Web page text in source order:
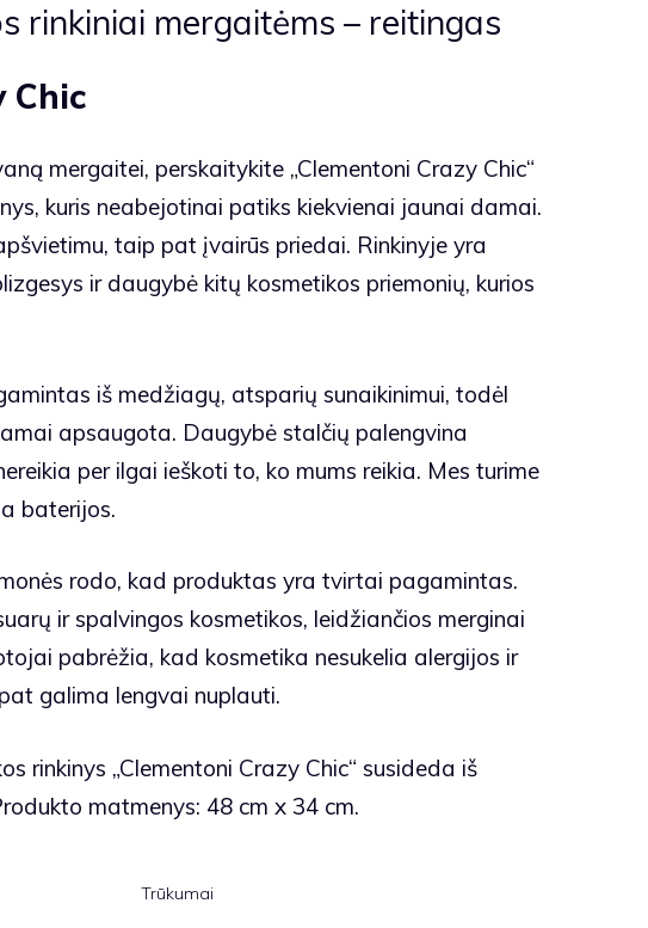
rinkiniai mergaitėms – reitingas
Chic
mergaitei, perskaitykite „Clementoni Crazy Chic“
kuris neabejotinai patiks kiekvienai jaunai damai.
taip pat įvairūs priedai. Rinkinyje yra
ir daugybė kitų kosmetikos priemonių, kurios
iš medžiagų, atsparių sunaikinimui, todėl
apsaugota. Daugybė stalčių palengvina
per ilgai ieškoti to, ko mums reikia. Mes turime
baterijos.
rodo, kad produktas yra tvirtai pagamintas.
ir spalvingos kosmetikos, leidžiančios merginai
pabrėžia, kad kosmetika nesukelia alergijos ir
galima lengvai nuplauti.
rinkinys „Clementoni Crazy Chic“ susideda iš
matmenys: 48 cm x 34 cm.
Trūkumai